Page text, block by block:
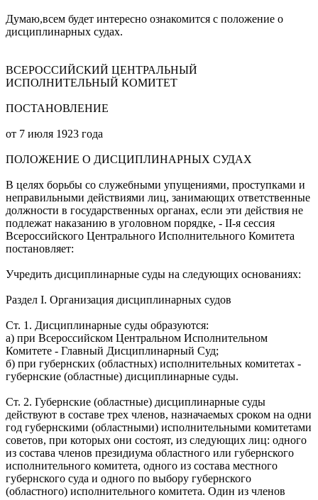
Думаю,всем будет интересно ознакомится с положение о
дисциплинарных судах.
ВСЕРОССИЙСКИЙ ЦЕНТРАЛЬНЫЙ
ИСПОЛНИТЕЛЬНЫЙ КОМИТЕТ
ПОСТАНОВЛЕНИЕ
от 7 июля 1923 года
ПОЛОЖЕНИЕ О ДИСЦИПЛИНАРНЫХ СУДАХ
В целях борьбы со служебными упущениями, проступками и
неправильными действиями лиц, занимающих ответственные
должности в государственных органах, если эти действия не
подлежат наказанию в уголовном порядке, - II-я сессия
Всероссийского Центрального Исполнительного Комитета
постановляет:
Учредить дисциплинарные суды на следующих основаниях:
Раздел I. Организация дисциплинарных судов
Ст. 1. Дисциплинарные суды образуются:
а) при Всероссийском Центральном Исполнительном
Комитете - Главный Дисциплинарный Суд;
б) при губернских (областных) исполнительных комитетах -
губернские (областные) дисциплинарные суды.
Ст. 2. Губернские (областные) дисциплинарные суды
действуют в составе трех членов, назначаемых сроком на одни
год губернскими (областными) исполнительными комитетами
советов, при которых они состоят, из следующих лиц: одного
из состава членов президиума областного или губернского
исполнительного комитета, одного из состава местного
губернского суда и одного по выбору губернского
(областного) исполнительного комитета. Один из членов